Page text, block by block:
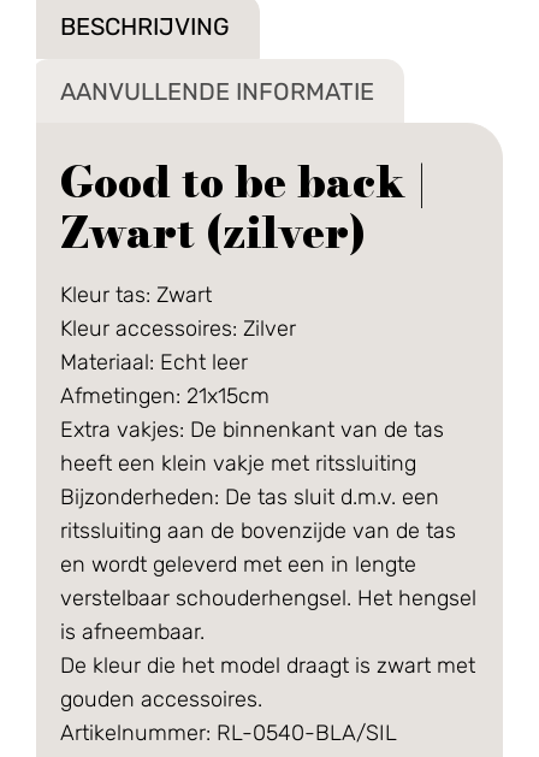
BESCHRIJVING
AANVULLENDE INFORMATIE
Good to be back |
Zwart (zilver)
Kleur tas: Zwart
Kleur accessoires: Zilver
Materiaal: Echt leer
Afmetingen: 21x15cm
Extra vakjes: De binnenkant van de tas
heeft een klein vakje met ritssluiting
Bijzonderheden: De tas sluit d.m.v. een
ritssluiting aan de bovenzijde van de tas
en wordt geleverd met een in lengte
verstelbaar schouderhengsel. Het hengsel
is afneembaar.
De kleur die het model draagt is zwart met
gouden accessoires.
Artikelnummer: RL-0540-BLA/SIL